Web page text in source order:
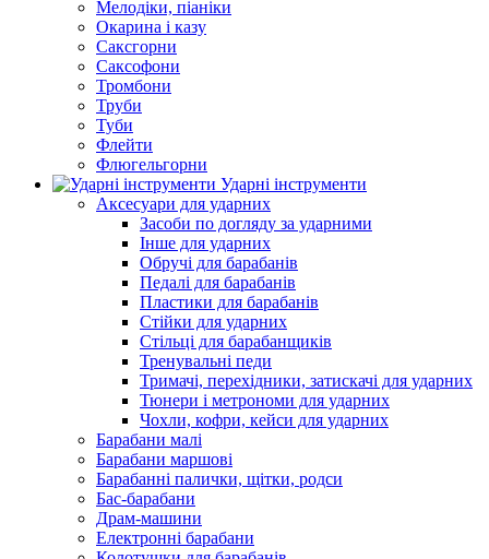
Мелодіки, піаніки
Окарина і казу
Саксгорни
Саксофони
Тромбони
Труби
Туби
Флейти
Флюгельгорни
Ударні інструменти
Аксесуари для ударних
Засоби по догляду за ударними
Інше для ударних
Обручі для барабанів
Педалі для барабанів
Пластики для барабанів
Стійки для ударних
Стільці для барабанщиків
Тренувальні педи
Тримачі, перехідники, затискачі для ударних
Тюнери і метрономи для ударних
Чохли, кофри, кейси для ударних
Барабани малі
Барабани маршові
Барабанні палички, щітки, родси
Бас-барабани
Драм-машини
Електронні барабани